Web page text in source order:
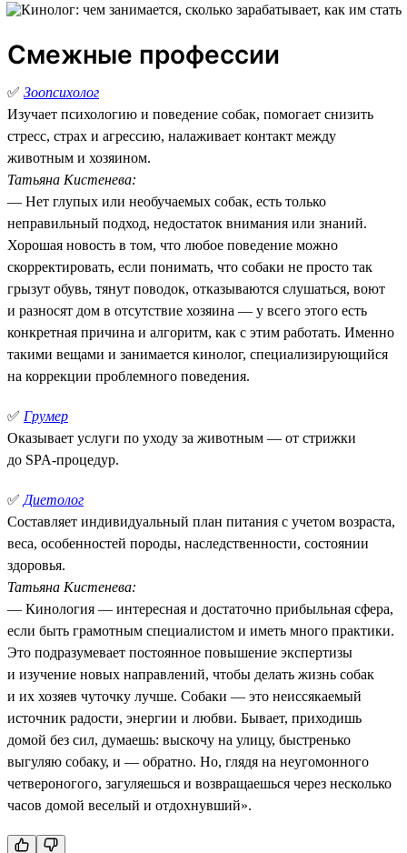
Смежные профессии
✅ Зоопсихолог
Изучает психологию и поведение собак, помогает снизить
стресс, страх и агрессию, налаживает контакт между
животным и хозяином.
Татьяна Кистенева:
— Нет глупых или необучаемых собак, есть только
неправильный подход, недостаток внимания или знаний.
Хорошая новость в том, что любое поведение можно
скорректировать, если понимать, что собаки не просто так
грызут обувь, тянут поводок, отказываются слушаться, воют
и разносят дом в отсутствие хозяина — у всего этого есть
конкретная причина и алгоритм, как с этим работать. Именно
такими вещами и занимается кинолог, специализирующийся
на коррекции проблемного поведения.
✅ Грумер
Оказывает услуги по уходу за животным — от стрижки
до SPA-процедур.
✅ Диетолог
Составляет индивидуальный план питания с учетом возраста,
веса, особенностей породы, наследственности, состоянии
здоровья.
Татьяна Кистенева:
— Кинология — интересная и достаточно прибыльная сфера,
если быть грамотным специалистом и иметь много практики.
Это подразумевает постоянное повышение экспертизы
и изучение новых направлений, чтобы делать жизнь собак
и их хозяев чуточку лучше. Собаки — это неиссякаемый
источник радости, энергии и любви. Бывает, приходишь
домой без сил, думаешь: выскочу на улицу, быстренько
выгуляю собаку, и — обратно. Но, глядя на неугомонного
четвероногого, загуляешься и возвращаешься через несколько
часов домой веселый и отдохнувший».